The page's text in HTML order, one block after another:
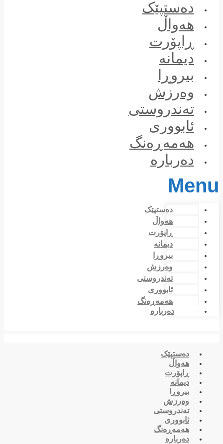
دەستپێک
هەواڵ
ڕاپۆرت
دیمانە
بیروڕا
وەرزش
تەندروستی
ئابووری
هەمەڕەنگ
دەربارە
Menu
دەستپێک
هەواڵ
ڕاپۆرت
دیمانە
بیروڕا
وەرزش
تەندروستی
ئابووری
هەمەڕەنگ
دەربارە
دەستپێک
هەواڵ
ڕاپۆرت
دیمانە
بیروڕا
وەرزش
تەندروستی
ئابووری
هەمەڕەنگ
دەربارە